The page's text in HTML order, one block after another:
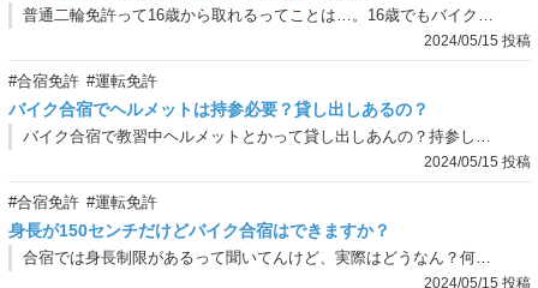
普通二輪免許って16歳から取れるってことは…。16歳でもバイク合宿はできるん？
2024/05/15 投稿
#合宿免許 #運転免許
バイク合宿でヘルメットは持参必要？貸し出しあるの？
バイク合宿で教習中ヘルメットとかって貸し出しあんの？持参しないとあかん？
2024/05/15 投稿
#合宿免許 #運転免許
身長が150センチだけどバイク合宿はできますか？
合宿では身長制限があるって聞いてんけど、実際はどうなん？何センチ位が目安になんの？
2024/05/15 投稿